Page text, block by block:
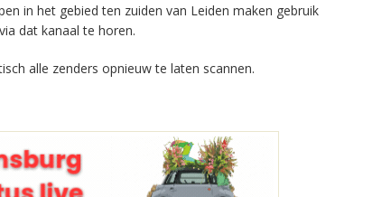
in het gebied ten zuiden van Leiden maken gebruik
dat kanaal te horen.
alle zenders opnieuw te laten scannen.